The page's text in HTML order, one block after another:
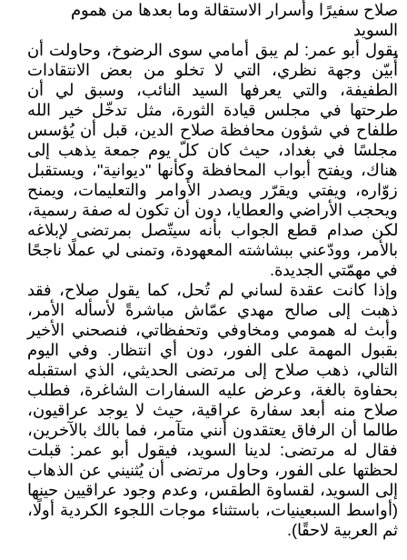
صلاح سفيرًا وأسرار الاستقالة وما بعدها من هموم
السويد
يقول أبو عمر: لم يبق أمامي سوى الرضوخ، وحاولت أن
أُبيّن وجهة نظري، التي لا تخلو من بعض الانتقادات
الطفيفة، والتي يعرفها السيد النائب، وسبق لي أن
طرحتها في مجلس قيادة الثورة، مثل تدخّل خير الله
طلفاح في شؤون محافظة صلاح الدين، قبل أن يُؤسس
مجلسًا في بغداد، حيث كان كلّ يوم جمعة يذهب إلى
هناك، ويفتح أبواب المحافظة وكأنها "ديوانية"، ويستقبل
زوّاره، ويفتي ويقرّر ويصدر الأوامر والتعليمات، ويمنح
ويحجب الأراضي والعطايا، دون أن تكون له صفة رسمية،
لكن صدام قطع الجواب بأنه سيتّصل بمرتضى لإبلاغه
بالأمر، وودّعني ببشاشته المعهودة، وتمنى لي عملًا ناجحًا
في مهمّتي الجديدة.
وإذا كانت عقدة لساني لم تُحل، كما يقول صلاح، فقد
ذهبت إلى صالح مهدي عمّاش مباشرةً لأسأله الأمر،
وأبث له همومي ومخاوفي وتحفظاتي، فنصحني الأخير
بقبول المهمة على الفور، دون أي انتظار. وفي اليوم
التالي، ذهب صلاح إلى مرتضى الحديثي، الذي استقبله
بحفاوة بالغة، وعرض عليه السفارات الشاغرة، فطلب
صلاح منه أبعد سفارة عراقية، حيث لا يوجد عراقيون،
طالما أن الرفاق يعتقدون أنني متآمر، فما بالك بالآخرين،
فقال له مرتضى: لدينا السويد، فيقول أبو عمر: قبلت
لحظتها على الفور، وحاول مرتضى أن يُثنيني عن الذهاب
إلى السويد، لقساوة الطقس، وعدم وجود عراقيين حينها
(أواسط السبعينيات، باستثناء موجات اللجوء الكردية أولًا،
ثم العربية لاحقًا).